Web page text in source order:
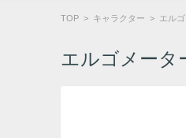
TOP > キャラクター > エル
エルゴメー